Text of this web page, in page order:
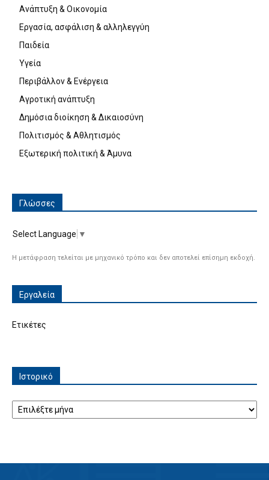
Ανάπτυξη & Οικονομία
Εργασία, ασφάλιση & αλληλεγγύη
Παιδεία
Υγεία
Περιβάλλον & Ενέργεια
Αγροτική ανάπτυξη
Δημόσια διοίκηση & Δικαιοσύνη
Πολιτισμός & Αθλητισμός
Εξωτερική πολιτική & Άμυνα
Γλώσσες
Select Language ▼
Η μετάφραση τελείται με μηχανικό τρόπο και δεν αποτελεί επίσημη εκδοχή.
Εργαλεία
Ετικέτες
Ιστορικό